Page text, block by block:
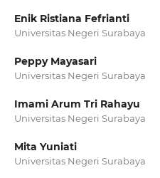
Enik Ristiana Fefrianti
Universitas Negeri Surabaya
Peppy Mayasari
Universitas Negeri Surabaya
Imami Arum Tri Rahayu
Universitas Negeri Surabaya
Mita Yuniati
Universitas Negeri Surabaya